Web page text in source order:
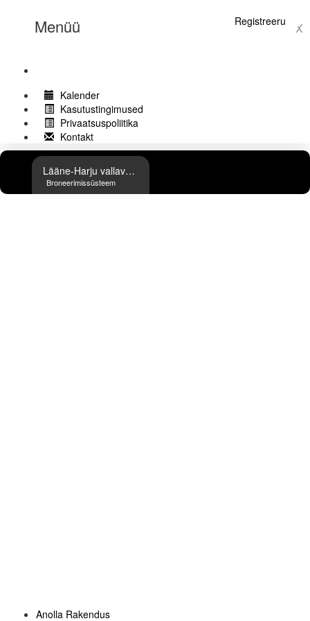
Menüü x
Kalender
Kasutustingimused
Privaatsuspoliitika
Kontakt
Anolla Rakendus
Lääne-Harju vallavalitsus
Broneerimissüsteem
Registreeru